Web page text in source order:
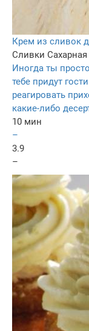
Крем из сливок
Сливки
Иногда ты
тебе придут
реагировать
какие-либо
10 мин
–
3.9
–